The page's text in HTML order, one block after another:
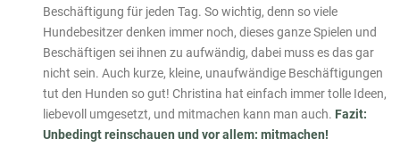
Beschäftigung für jeden Tag. So wichtig, denn so viele
Hundebesitzer denken immer noch, dieses ganze Spielen und
Beschäftigen sei ihnen zu aufwändig, dabei muss es das gar
nicht sein. Auch kurze, kleine, unaufwändige Beschäftigungen
tut den Hunden so gut! Christina hat einfach immer tolle Ideen,
liebevoll umgesetzt, und mitmachen kann man auch. Fazit:
Unbedingt reinschauen und vor allem: mitmachen!